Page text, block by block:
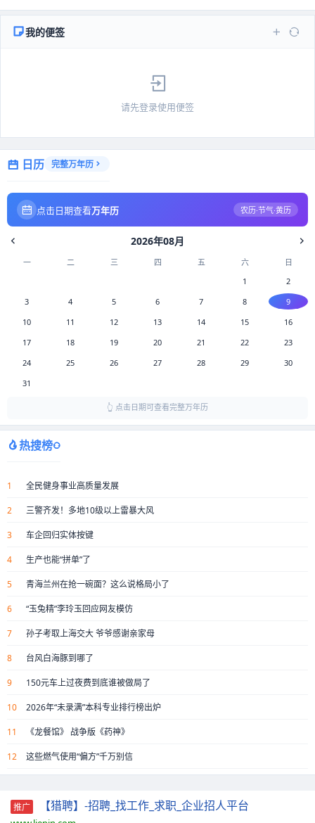
我的便签
请先登录使用便签
日历 完整万年历
点击日期查看万年历 农历·节气·黄历
2026年08月
一 二 三 四 五 六
日
1
2
3
4 5 6 7 8
9
10
11 12 13 14 15
16
17
18 19 20 21 22
23
24
25 26 27 28 29
30
31
👆 点击日期可查看完整万年历
热搜榜
1 全民健身事业高质量发展
2 三警齐发！多地10级以上雷暴大风
3 车企回归实体按键
4 生产也能“拼单”了
5 青海兰州在抢一碗面？这么说格局小了
6 “玉兔精”李玲玉回应网友模仿
7 孙子考取上海交大 爷爷感谢亲家母
8 台风白海豚到哪了
9 150元车上过夜费到底谁被做局了
10 2026年“未录满”本科专业排行榜出炉
11 《龙餐馆》 战争版《药神》
12 这些燃气使用“偏方”千万别信
推广 【猎聘】-招聘_找工作_求职_企业招人平台